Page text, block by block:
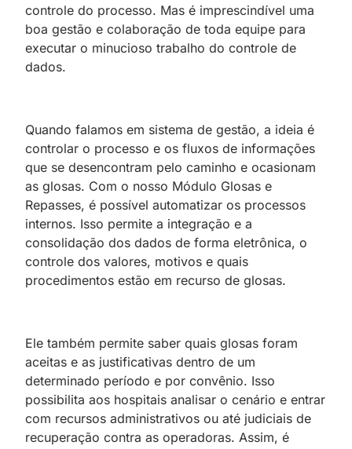
controle do processo. Mas é imprescindível uma
boa gestão e colaboração de toda equipe para
executar o minucioso trabalho do controle de
dados.
Quando falamos em sistema de gestão, a ideia é
controlar o processo e os fluxos de informações
que se desencontram pelo caminho e ocasionam
as glosas. Com o nosso Módulo Glosas e
Repasses, é possível automatizar os processos
internos. Isso permite a integração e a
consolidação dos dados de forma eletrônica, o
controle dos valores, motivos e quais
procedimentos estão em recurso de glosas.
Ele também permite saber quais glosas foram
aceitas e as justificativas dentro de um
determinado período e por convênio. Isso
possibilita aos hospitais analisar o cenário e entrar
com recursos administrativos ou até judiciais de
recuperação contra as operadoras. Assim, é